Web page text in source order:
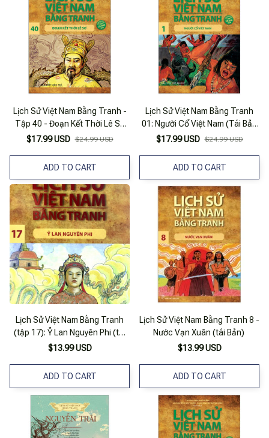
Lịch Sử Việt Nam Bằng Tranh -
Tập 40 - Đoạn Kết Thời Lê Sơ
(Tái Bản 2025)
$17.99 USD $24.99 USD
ADD TO CART
Lịch Sử Việt Nam Bằng Tranh
01: Người Cổ Việt Nam (Tái Bản
2022)
$17.99 USD $24.99 USD
ADD TO CART
Lịch Sử Việt Nam Bằng Tranh
(tập 17): Ỷ Lan Nguyên Phi (tái
Bản 2017)
$13.99 USD
ADD TO CART
Lịch Sử Việt Nam Bằng Tranh 8 -
Nước Vạn Xuân (tái Bản)
$13.99 USD
ADD TO CART